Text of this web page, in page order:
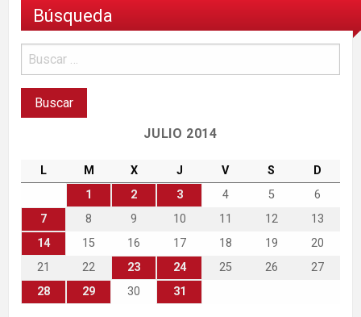
Búsqueda
JULIO 2014
L M X J V S
D
1
2 3 4 5
6
7
8 9 10 11 12
13
14
15 16 17 18 19
20
21
22 23 24 25 26
27
28
29 30 31